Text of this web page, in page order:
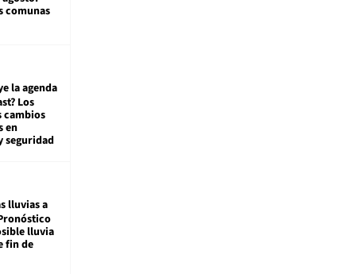
comunas
la agenda
Los
cambios
en
seguridad
lluvias a
lluvia
fin de